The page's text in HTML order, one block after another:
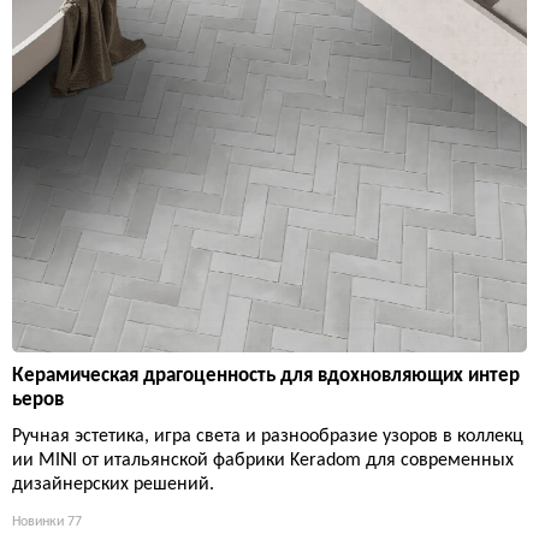
Керамическая драгоценность для вдохновляющих интер
ьеров
Ручная эстетика, игра света и разнообразие узоров в коллекц
ии MINI от итальянской фабрики Keradom для современных
дизайнерских решений.
Новинки 77